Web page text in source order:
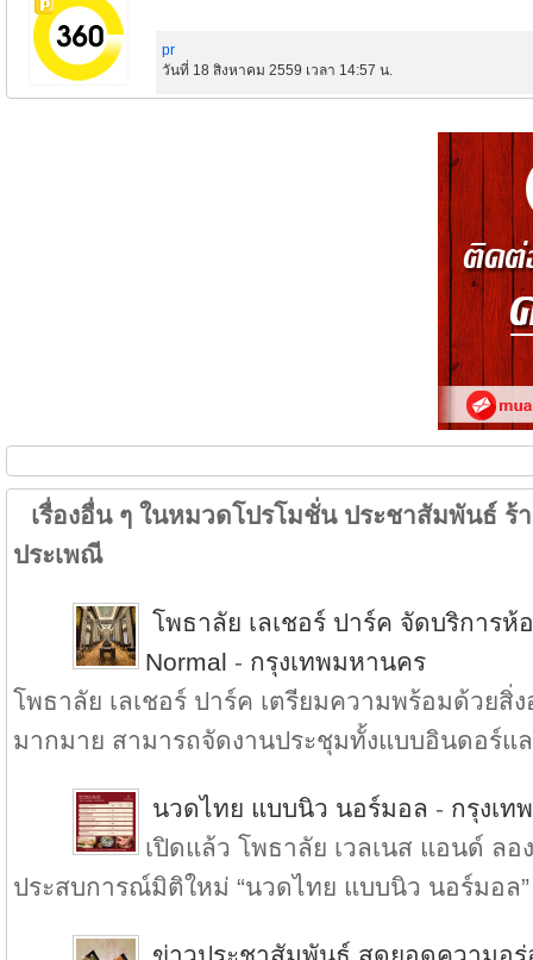
pr
วันที่ 18 สิงหาคม 2559 เวลา 14:57 น.
เรื่องอื่น ๆ ในหมวดโปรโมชั่น ประชาสัมพันธ์ ร้
ประเพณี
โพธาลัย เลเชอร์ ปาร์ค จัดบริการห้
Normal - กรุงเทพมหานคร
โพธาลัย เลเชอร์ ปาร์ค เตรียมความพร้อมด้วยสิ่
มากมาย สามารถจัดงานประชุมทั้งแบบอินดอร์แ
นวดไทย แบบนิว นอร์มอล - กรุงเท
เปิดแล้ว โพธาลัย เวลเนส แอนด์ ล
ประสบการณ์มิติใหม่ “นวดไทย แบบนิว นอร์มอล